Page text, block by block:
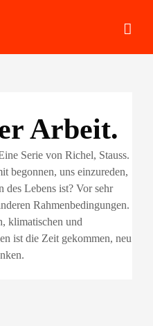
Arbeit.
Serie von Richel, Stauss.
begonnen, uns einzureden,
des Lebens ist? Vor sehr
Rahmenbedingungen.
klimatischen und
ist die Zeit gekommen, neu